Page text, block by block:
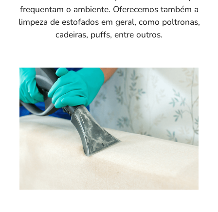
frequentam o ambiente. Oferecemos também a
limpeza de estofados em geral, como poltronas,
cadeiras, puffs, entre outros.